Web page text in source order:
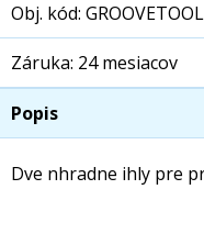
Obj. kód:
Záruka: 24 mesiacov
Popis
Dve nhradne ihly pre